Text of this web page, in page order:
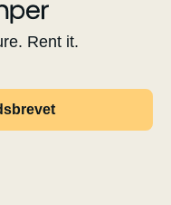
Rent it.